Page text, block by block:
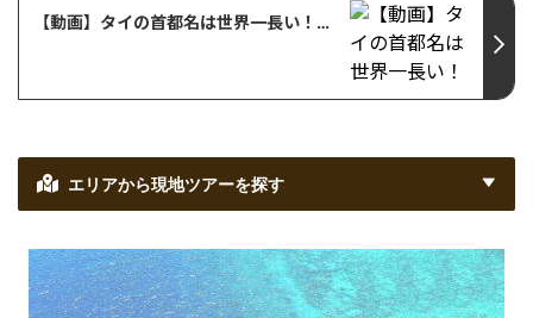
【動画】タイの首都名は世界一長い！タイ人なら答えられるか検証してみました！
エリアから現地ツアーを探す